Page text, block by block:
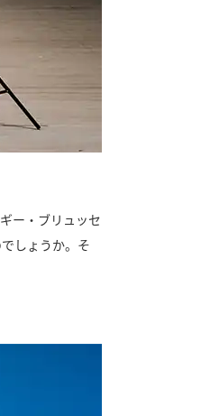
ー・ブリュッセ
しょうか。そ